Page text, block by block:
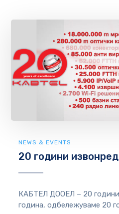
NEWS & EVENTS
20 години
КАБТЕЛ ДООЕЛ – 20
година, одбележуваме 20